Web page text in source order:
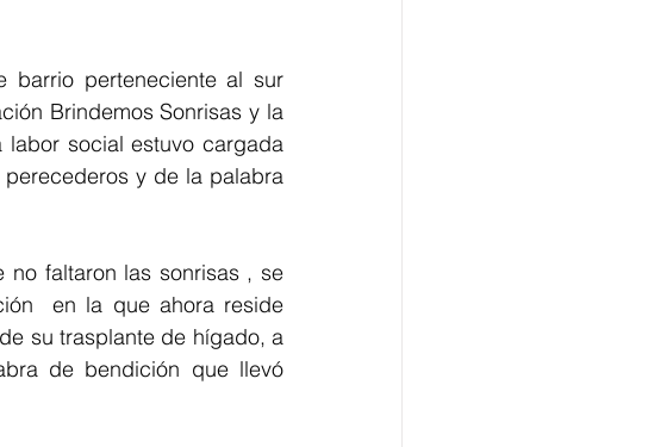
perteneciente al sur
Brindemos Sonrisas y la
labor social estuvo cargada
y de la palabra
no faltaron las sonrisas , se
en la que ahora reside
su trasplante de hígado, a
de bendición que llevó